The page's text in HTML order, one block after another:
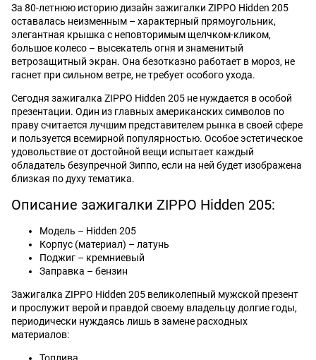
За 80-летнюю историю дизайн зажигалки ZIPPO Hidden 205
оставалась неизменным – характерный прямоугольник,
элегантная крышка с неповторимым щелчком-кликом,
большое колесо – высекатель огня и знаменитый
ветрозащитный экран. Она безотказно работает в мороз, не
гаснет при сильном ветре, не требует особого ухода.
Сегодня зажигалка ZIPPO Hidden 205 не нуждается в особой
презентации. Один из главных американских символов по
праву считается лучшим представителем рынка в своей сфере
и пользуется всемирной популярностью. Особое эстетическое
удовольствие от достойной вещи испытает каждый
обладатель безупречной Зиппо, если на ней будет изображена
близкая по духу тематика.
Описание зажигалки ZIPPO Hidden 205:
Модель – Hidden 205
Корпус (материал) – латунь
Поджиг – кремниевый
Заправка – бензин
Зажигалка ZIPPO Hidden 205 великолепный мужской презент
и прослужит верой и правдой своему владельцу долгие годы,
периодически нуждаясь лишь в замене расходных
материалов: